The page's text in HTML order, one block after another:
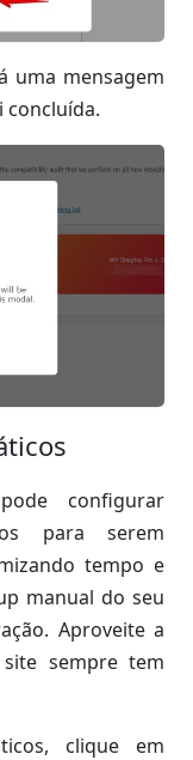
uma mensagem
concluída.
configurar
para serem
tempo e
manual do seu
Aproveite a
sempre tem
clique em